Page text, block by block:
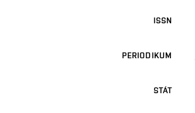
ISSN
PERIODIKUM
STÁT